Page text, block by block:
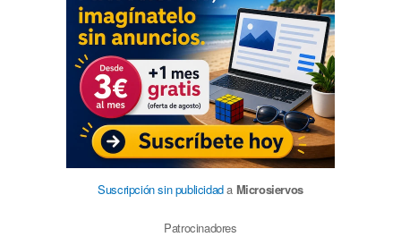
Suscripción sin publicidada Microsiervos
Patrocinadores